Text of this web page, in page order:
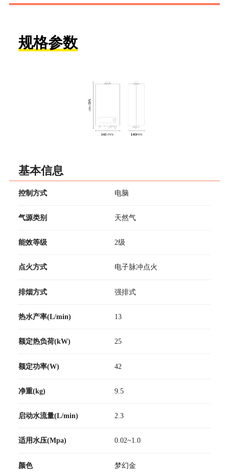
规格参数
基本信息
控制方式 电脑
气源类别 天然气
能效等级 2级
点火方式 电子脉冲点火
排烟方式 强排式
热水产率(L/min) 13
额定热负荷(kW) 25
额定功率(W) 42
净重(kg) 9.5
启动水流量(L/min) 2.3
适用水压(Mpa) 0.02~1.0
颜色 梦幻金